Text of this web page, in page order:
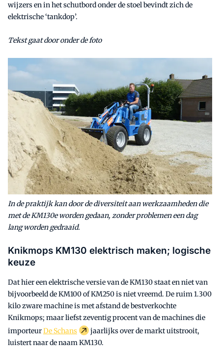
wijzers en in het schutbord onder de stoel bevindt zich de
elektrische ‘tankdop’.
Tekst gaat door onder de foto
In de praktijk kan door de diversiteit aan werkzaamheden die
met de KM130e worden gedaan, zonder problemen een dag
lang worden gedraaid.
Knikmops KM130 elektrisch maken; logische
keuze
Dat hier een elektrische versie van de KM130 staat en niet van
bijvoorbeeld de KM100 of KM250 is niet vreemd. De ruim 1.300
kilo zware machine is met afstand de bestverkochte
Knikmops; maar liefst zeventig procent van de machines die
importeurDe Schans
jaarlijks over de markt uitstrooit,
luistert naar de naam KM130.